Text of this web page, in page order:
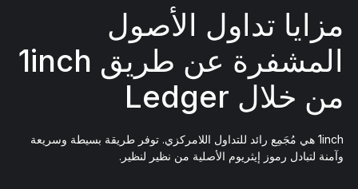
مزايا تداول الأصول
المشفرة عن طريق 1inch
من خلال Ledger
1inch هي مُجَمِع رائد للتداول اللامركزي. توفر طريقة بسيطة وسريعة
وآمنة لتبادل رموز إيثريوم الأصلية من نظير لنظير.